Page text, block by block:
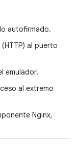
autofirmado.
al puerto
emulador.
al extremo
Nginx,